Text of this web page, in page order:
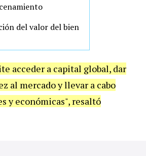
del valor del bien
acceder a capital global, dar
al mercado y llevar a cabo
y económicas", resaltó